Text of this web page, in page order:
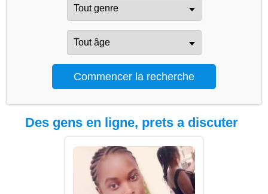
Des gens en ligne, prets a discuter